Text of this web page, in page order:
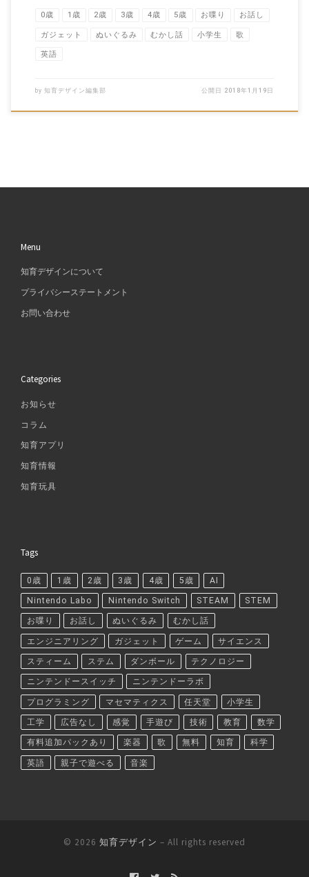
0歳 1歳 2歳 3歳 4歳 5歳 お喋り お話し
ガジェット ぬいぐるみ むかし話 小学生 歌
英語
by 知育デザイン編集部 公開日 2018年1月19日
Menu
知育デザインについて
プライバシーステートメント
お問い合わせ
Categories
お知らせ
コラム
知育アプリ
知育情報
知育玩具
Tags
0歳 1歳 2歳 3歳 4歳 5歳 AI
Nintendo Labo Nintendo Switch STEAM STEM
お喋り お話し ぬいぐるみ むかし話
エンジニアリング ガジェット ゲーム サイエンス
スティーム ステム ダンボール テクノロジー
ニンテンドースイッチ ニンテンドーラボ
プログラミング マセマティクス 任天堂 小学生
工学 広告なし 感覚 手遊び 技術 教育 数学
有料追加パックあり 楽器 歌 無料 知育 科学
英語 親子で遊べる 音楽
© 2026 知育デザイン – All rights reserved